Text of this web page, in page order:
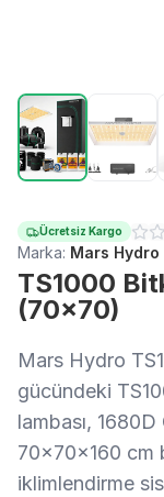
Ücretsiz Kargo
Marka: Mars Hydro
TS1000
(70x70)
Mars Hydro
gücündeki
lambası,
70×70×160 cm
iklimlendirme